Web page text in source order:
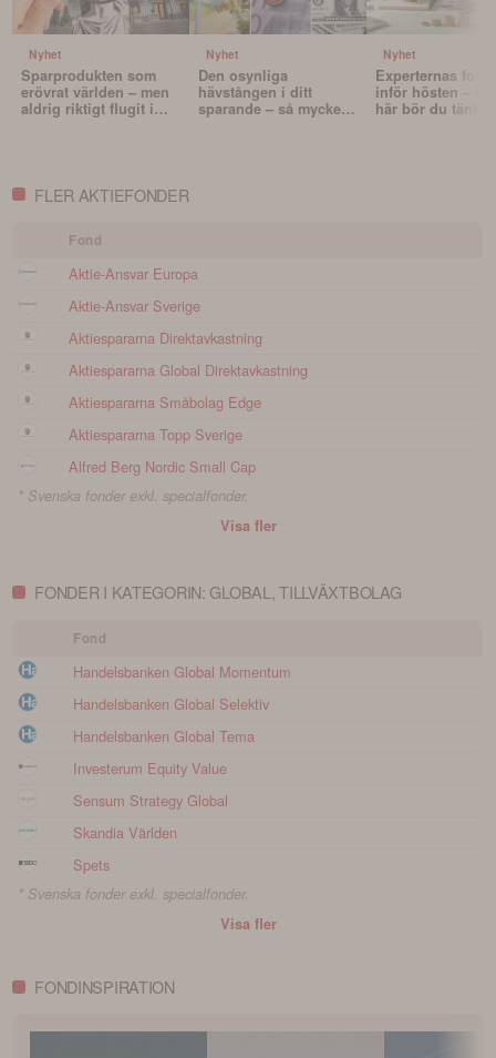
Nyhet
Sparprodukten som
erövrat världen – men
aldrig riktigt flugit i
Nyhet
Den osynliga
hävstången i ditt
sparande – så mycket
Nyhet
Experternas
inför hösten –
här bör du tänka
FLER AKTIEFONDER
Fond
Aktie-Ansvar Europa
Aktie-Ansvar Sverige
Aktiespararna Direktavkastning
Aktiespararna Global Direktavkastning
Aktiespararna Småbolag Edge
Aktiespararna Topp Sverige
Alfred Berg Nordic Small Cap
* Svenska fonder exkl. specialfonder.
Visa fler
FONDER I KATEGORIN: GLOBAL, TILLVÄXTBOLAG
Fond
Handelsbanken Global Momentum
Handelsbanken Global Selektiv
Handelsbanken Global Tema
Investerum Equity Value
Sensum Strategy Global
Skandia Världen
Spets
* Svenska fonder exkl. specialfonder.
Visa fler
FONDINSPIRATION